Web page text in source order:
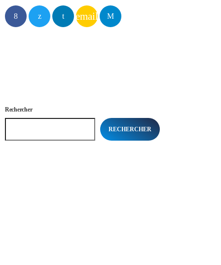
email
Rechercher
RECHERCHER